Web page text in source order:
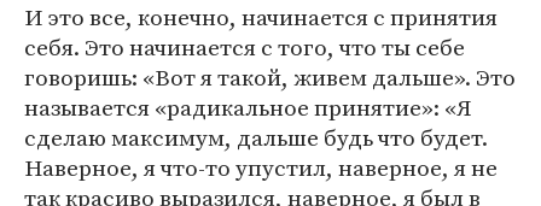
И это все, конечно, начинается с принятия
себя. Это начинается с того, что ты себе
говоришь: «Вот я такой, живем дальше». Это
называется «радикальное принятие»: «Я
сделаю максимум, дальше будь что будет.
Наверное, я что-то упустил, наверное, я не
так красиво выразился, наверное, я был в